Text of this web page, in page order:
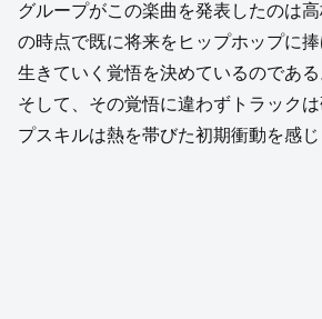
グループがこの楽曲を発表したのは
の時点で既に将来をヒップホップに
生きていく覚悟を決めているのである
そして、その覚悟に違わずトラック
プスキルは熱を帯びた初期衝動を感じ